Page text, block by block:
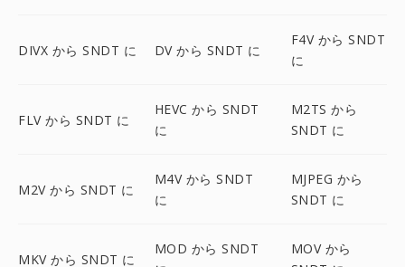
DIVX から SNDT に DV から SNDT に
F4V から SNDT
に
FLV から SNDT に
HEVC から SNDT
に
M2TS から
SNDT に
M2V から SNDT に
M4V から SNDT
に
MJPEG から
SNDT に
MKV から SNDT に
MOD から SNDT
MOV から